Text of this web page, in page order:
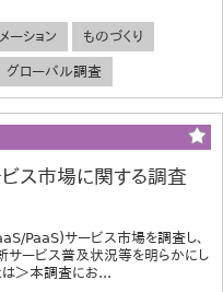
ーション ものづくり
グローバル調査
ビス市場に関する調査
PaaS)サービス市場を調査し、
サービス普及状況等を明らかにし
は＞本調査にお...